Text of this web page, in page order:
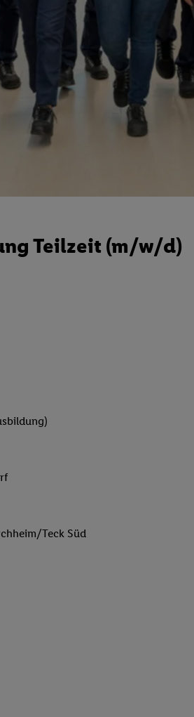
Teilzeit (m/w/d)
Teck Süd